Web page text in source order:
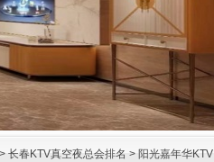
> 长春KTV真空夜总会排名 > 阳光嘉年华KTV